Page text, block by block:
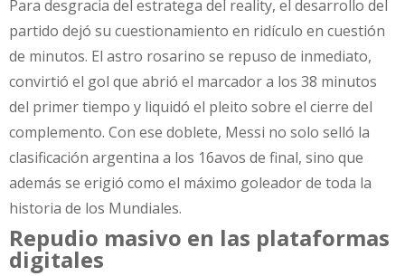
Para desgracia del estratega del reality, el desarrollo del
partido dejó su cuestionamiento en ridículo en cuestión
de minutos. El astro rosarino se repuso de inmediato,
convirtió el gol que abrió el marcador a los 38 minutos
del primer tiempo y liquidó el pleito sobre el cierre del
complemento. Con ese doblete, Messi no solo selló la
clasificación argentina a los 16avos de final, sino que
además se erigió como el máximo goleador de toda la
historia de los Mundiales.
Repudio masivo en las plataformas
digitales